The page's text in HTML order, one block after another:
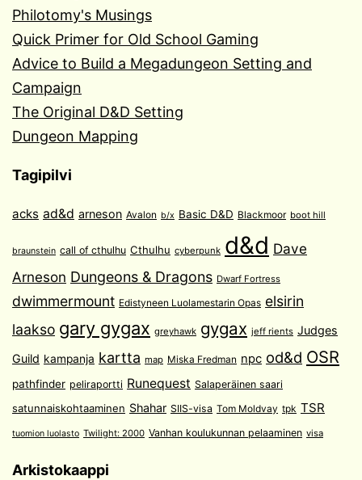
Philotomy's Musings
Quick Primer for Old School Gaming
Advice to Build a Megadungeon Setting and
Campaign
The Original D&D Setting
Dungeon Mapping
Tagipilvi
acks ad&d arneson Avalon b/x Basic D&D Blackmoor boot hill
braunstein call of cthulhu Cthulhu cyberpunk d&d Dave
Arneson Dungeons & Dragons Dwarf Fortress
dwimmermount Edistyneen Luolamestarin Opas elsirin
laakso gary gygax greyhawk gygax jeff rients Judges
Guild kampanja kartta map Miska Fredman npc od&d OSR
pathfinder peliraportti Runequest Salaperäinen saari
satunnaiskohtaaminen Shahar SIIS-visa Tom Moldvay tpk TSR
tuomion luolasto Twilight: 2000 Vanhan koulukunnan pelaaminen visa
Arkistokaappi